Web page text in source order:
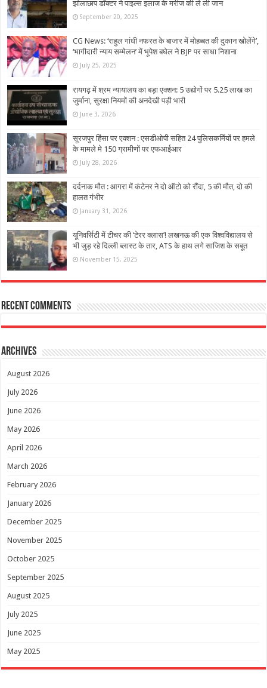
झोलाछाप डॉक्टर ने पाइल्स इलाज के मरीज की ले ली जान
September 20, 2025
CG News: ‘राहुल गांधी नफरत के बाजार में मोहब्बत की दुकान खोलेंगे’,
‘भागीदारी न्याय सम्मेलन’ में भूपेश बघेल ने BJP पर साधा निशाना
July 25, 2025
रायगढ़ में श्रम न्यायालय का बड़ा एक्शन: 5 उद्योगों पर 5.25 लाख का
जुर्माना, सुरक्षा नियमों की अनदेखी पड़ी भारी
June 3, 2026
सूरजपुर हिंसा पर एक्शन : एसडीओपी सहित 24 पुलिसकर्मियों पर हमले
के मामले मे 150 ग्रामीणों पर एफआईआर
July 28, 2026
दर्दनाक मौत : आगरा में कंटेनर ने दो ऑटो को रौंदा, 5 की मौत, दो की
हालत गंभीर
January 31, 2026
यूनिवर्सिटी में टीचर की ‘टेरर क्लास’! लखनऊ की एक विश्वविद्यालय से
भी जुड़ रहे दिल्ली ब्लास्ट के तार, ATS के हाथ लगे साजिश के सबूत
November 15, 2025
Recent Comments
Archives
August 2026
July 2026
June 2026
May 2026
April 2026
March 2026
February 2026
January 2026
December 2025
November 2025
October 2025
September 2025
August 2025
July 2025
June 2025
May 2025